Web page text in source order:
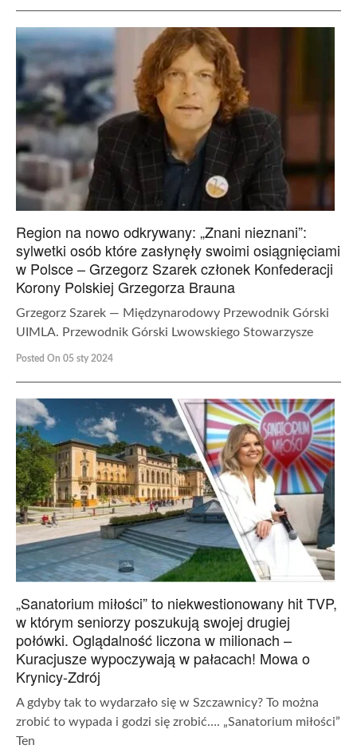
Region na nowo odkrywany: „Znani nieznani”:
sylwetki osób które zasłynęły swoimi osiągnięciami
w Polsce – Grzegorz Szarek członek Konfederacji
Korony Polskiej Grzegorza Brauna
Grzegorz Szarek — Międzynarodowy Przewodnik Górski
UIMLA. Przewodnik Górski Lwowskiego Stowarzysze
Posted On 05 sty 2024
„Sanatorium miłości” to niekwestionowany hit TVP,
w którym seniorzy poszukują swojej drugiej
połówki. Oglądalność liczona w milionach –
Kuracjusze wypoczywają w pałacach! Mowa o
Krynicy-Zdrój
A gdyby tak to wydarzało się w Szczawnicy? To można
zrobić to wypada i godzi się zrobić…. „Sanatorium miłości”
Ten